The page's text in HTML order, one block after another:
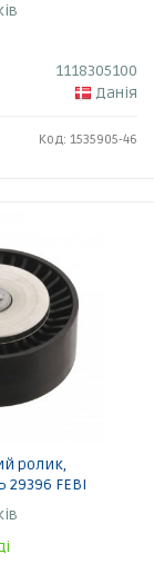
1118305100
Данія
Код: 1535905-46
ролик,
29396 FEBI